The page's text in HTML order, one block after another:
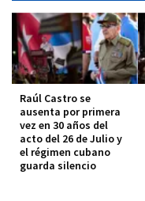
Raúl Castro se
ausenta por primera
vez en 30 años del
acto del 26 de Julio y
el régimen cubano
guarda silencio